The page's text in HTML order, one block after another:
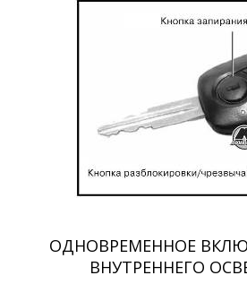
ОДНОВРЕМЕННОЕ
ВНУТРЕННЕГО